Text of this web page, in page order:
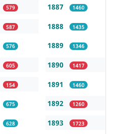
579
587
576
605
154
675
628
1887 1460
1888 1435
1889 1346
1890 1417
1891 1460
1892 1260
1893 1723